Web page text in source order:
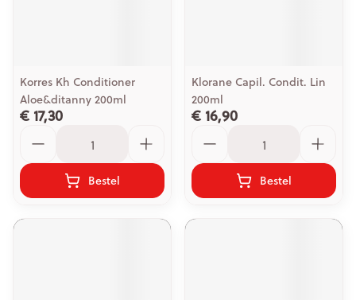
Korres Kh Conditioner
Aloe&ditanny 200ml
€ 17,30
Bestel
Klorane Capil. Condit. Lin
200ml
€ 16,90
Bestel